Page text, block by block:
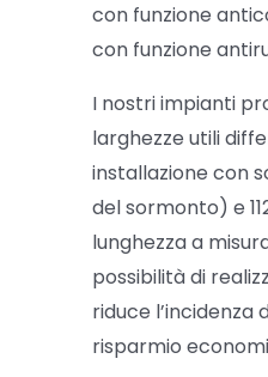
con funzione
con funzione
I nostri impianti
larghezze utili
installazione con
del sormonto) e
lunghezza a
possibilità di
riduce l’incidenza
risparmio